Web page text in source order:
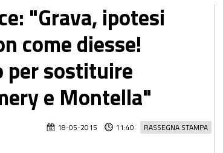
"Grava, ipotesi
come diesse!
sostituire
e Montella"
RASSEGNA STAMPA
18-05-2015 11:40